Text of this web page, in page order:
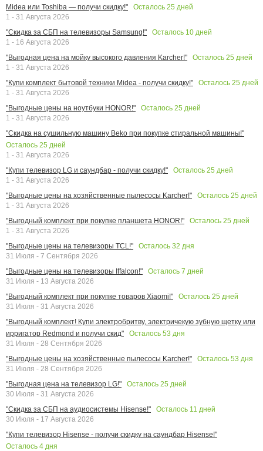
Midea или Toshiba — получи скидку!"
Осталось 25 дней
1 - 31 Августа 2026
"Скидка за СБП на телевизоры Samsung!"
Осталось 10 дней
1 - 16 Августа 2026
"Выгодная цена на мойку высокого давления Karcher!"
Осталось 25 дней
1 - 31 Августа 2026
"Купи комплект бытовой техники Midea - получи скидку!"
Осталось 25 дней
1 - 31 Августа 2026
"Выгодные цены на ноутбуки HONOR!"
Осталось 25 дней
1 - 31 Августа 2026
"Скидка на сушильную машину Beko при покупке стиральной машины!"
Осталось 25 дней
1 - 31 Августа 2026
"Купи телевизор LG и саундбар - получи скидку!"
Осталось 25 дней
1 - 31 Августа 2026
"Выгодные цены на хозяйственные пылесосы Karcher!"
Осталось 25 дней
1 - 31 Августа 2026
"Выгодный комплект при покупке планшета HONOR!"
Осталось 25 дней
1 - 31 Августа 2026
"Выгодные цены на телевизоры TCL!"
Осталось 32 дня
31 Июля - 7 Сентября 2026
"Выгодные цены на телевизоры Iffalcon!"
Осталось 7 дней
31 Июля - 13 Августа 2026
"Выгодный комплект при покупке товаров Xiaomi!"
Осталось 25 дней
31 Июля - 31 Августа 2026
"Выгодный комплект! Купи электробритву, электричекую зубную щетку или
ирригатор Redmond и получи скид"
Осталось 53 дня
31 Июля - 28 Сентября 2026
"Выгодные цены на хозяйственные пылесосы Karcher!"
Осталось 53 дня
31 Июля - 28 Сентября 2026
"Выгодная цена на телевизор LG!"
Осталось 25 дней
30 Июля - 31 Августа 2026
"Скидка за СБП на аудиосистемы Hisense!"
Осталось 11 дней
30 Июля - 17 Августа 2026
"Купи телевизор Hisense - получи скидку на саундбар Hisense!"
Осталось 4 дня